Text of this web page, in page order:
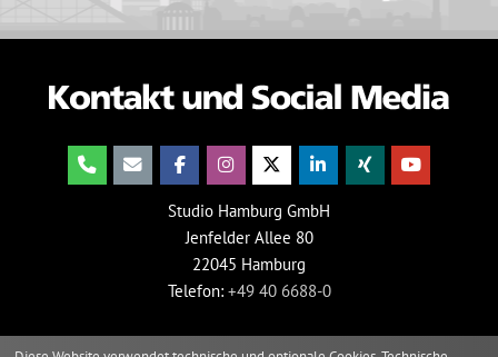
Studio Hamburg GmbH
Jenfelder Allee 80
22045 Hamburg
Telefon: +49 40 6688-0